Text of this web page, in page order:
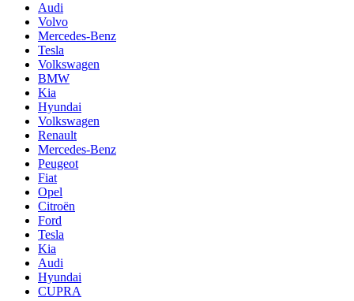
Audi
Volvo
Mercedes-Benz
Tesla
Volkswagen
BMW
Kia
Hyundai
Volkswagen
Renault
Mercedes-Benz
Peugeot
Fiat
Opel
Citroën
Ford
Tesla
Kia
Audi
Hyundai
CUPRA